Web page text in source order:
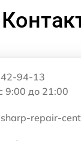
94-13
9:00 до 21:00
repair-